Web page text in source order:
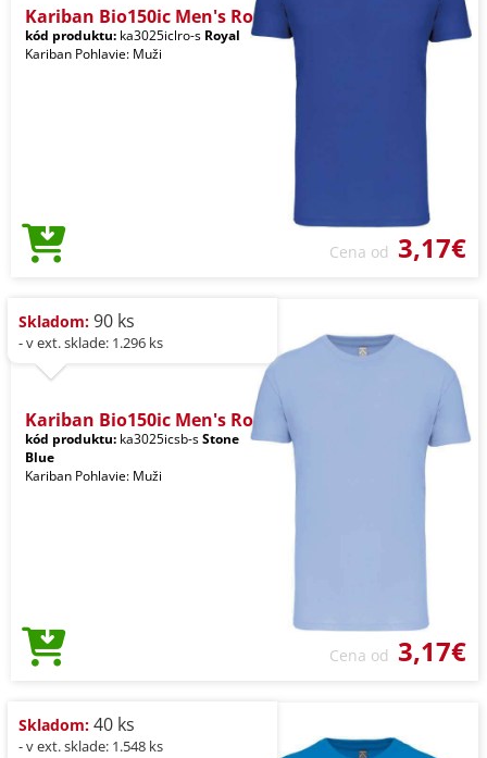
Kariban Bio150ic Men's Ro
kód produktu: ka3025iclro-s Royal
Kariban Pohlavie: Muži
Cena od 3,17€
Skladom: 90 ks
- v ext. sklade: 1.296 ks
Kariban Bio150ic Men's Ro
kód produktu: ka3025icsb-sStone
Blue
Kariban Pohlavie: Muži
Cena od 3,17€
Skladom: 40 ks
- v ext. sklade: 1.548 ks